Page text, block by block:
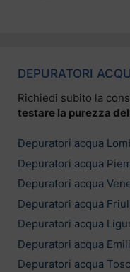
DEPURATORI
Richiedi subito la
testare la purezza
Depuratori acqua
Depuratori acqua
Depuratori acqua
Depuratori acqua
Depuratori acqua
Depuratori acqua
Depuratori acqua